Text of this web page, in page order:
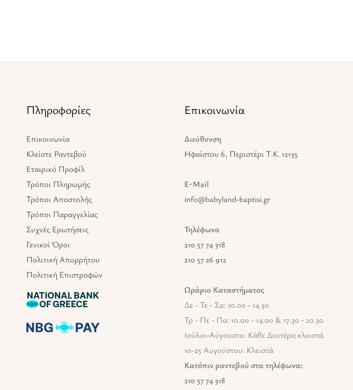
Πληροφορίες
Επικοινωνία
Κλείστε Ραντεβού
Εταιρικό Προφίλ
Τρόποι Πληρωμής
Τρόποι Αποστολής
Τρόποι Παραγγελίας
Συχνές Ερωτήσεις
Γενικοί Όροι
Πολιτική Απορρήτου
Πολιτική Επιστροφών
Επικοινωνία
Διεύθυνση
Ηφαίστου 6, Περιστέρι T.K. 12135
E-Mail
info@babyland-baptisi.gr
Τηλέφωνο
210 57 74 318
210 57 26 912
Ωράριο Καταστήματος
Δε - Τε - Σα: 10.00 - 14.30
Τρ - Πε - Πα: 10.00 - 14.00 & 17.30 - 20.30
Ιούλιο-Αύγουστο: Κάθε Δευτέρα κλειστά
10-25 Αυγούστου: Κλειστά
Κατόπιν ραντεβού στα τηλέφωνα:
210 57 74 318